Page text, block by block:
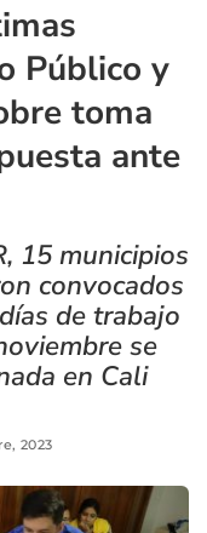
Público y
toma
ante
15 municipios
convocados
de trabajo
se
en Cali
2023